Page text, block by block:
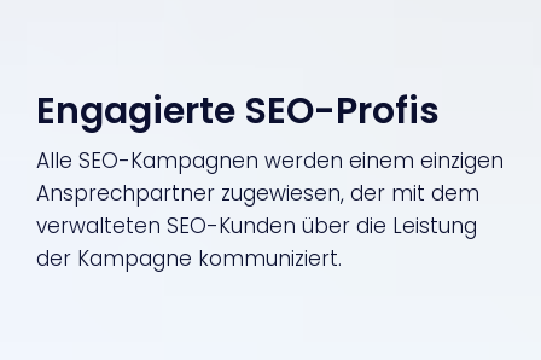
Engagierte SEO-Profis
Alle SEO-Kampagnen werden einem einzigen
Ansprechpartner zugewiesen, der mit dem
verwalteten SEO-Kunden über die Leistung
der Kampagne kommuniziert.